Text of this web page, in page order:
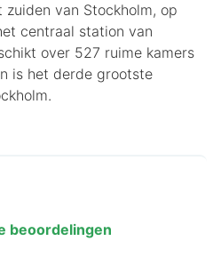
van Stockholm, op
centraal station van
over 527 ruime kamers
is het derde grootste
beoordelingen